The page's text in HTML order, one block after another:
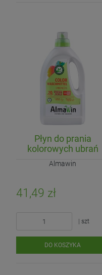
Płyn do prania
kolorowych ubrań
(koncentrat) ECO 1,5L
(20 prań)
Almawin
41,49 zł
| szt
DO KOSZYKA